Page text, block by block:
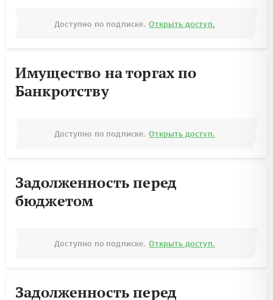
Доступно по подписке. Открыть доступ.
Имущество на торгах по
Банкротству
Доступно по подписке. Открыть доступ.
Задолженность перед
бюджетом
Доступно по подписке. Открыть доступ.
Задолженность перед